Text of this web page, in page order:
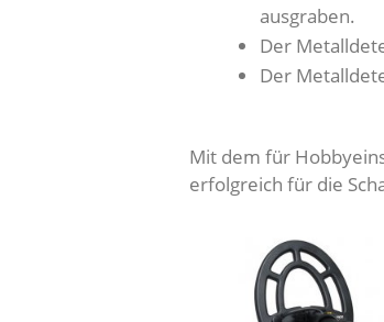
ausgraben.
Der
Der
Mit dem für
erfolgreich für die